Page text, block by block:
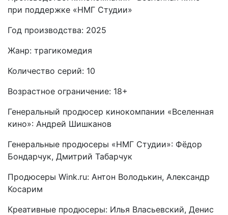
при поддержке «НМГ Студии»
Год производства: 2025
Жанр: трагикомедия
Количество серий: 10
Возрастное ограничение: 18+
Генеральный продюсер кинокомпании «Вселенная
кино»: Андрей Шишканов
Генеральные продюсеры «НМГ Студии»: Фёдор
Бондарчук, Дмитрий Табарчук
Продюсеры Wink.ru: Антон Володькин, Александр
Косарим
Креативные продюсеры: Илья Власьевский, Денис